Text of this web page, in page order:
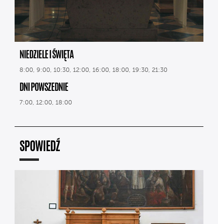
NIEDZIELE I ŚWIĘTA
8:00, 9:00, 10:30, 12:00, 16:00, 18:00, 19:30, 21:30
DNI POWSZEDNIE
7:00, 12:00, 18:00
SPOWIEDŹ